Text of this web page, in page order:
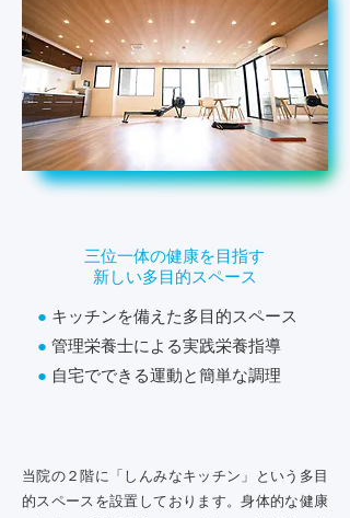
三位一体の健康を目指す
新しい多目的スペース
● キッチンを備えた多目的スペース
● 管理栄養士による実践栄養指導
● 自宅でできる運動と簡単な調理
当院の２階に「しんみなキッチン」という多目
的スペースを設置しております。身体的な健康